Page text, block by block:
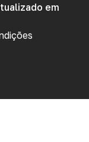
em